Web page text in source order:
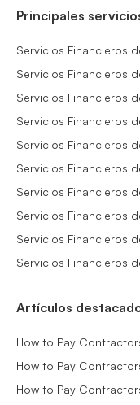
Principales
Servicios Financieros
Servicios Financieros
Servicios Financieros
Servicios Financieros
Servicios Financieros
Servicios Financieros
Servicios Financieros
Servicios Financieros
Servicios Financieros
Servicios Financieros
Artículos
How to Pay
How to Pay
How to Pay